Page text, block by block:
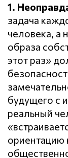
1.
задача
человека, а
образа
этот раз»
будущего с
реальный